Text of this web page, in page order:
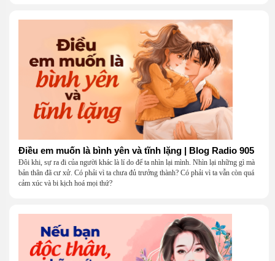
Điều em muốn là bình yên và tĩnh lặng | Blog Radio 905
Đôi khi, sự ra đi của người khác là lí do để ta nhìn lại mình. Nhìn lại những gì mà
bản thân đã cư xử. Có phải vì ta chưa đủ trưởng thành? Có phải vì ta vẫn còn quá
cảm xúc và bi kịch hoá mọi thứ?